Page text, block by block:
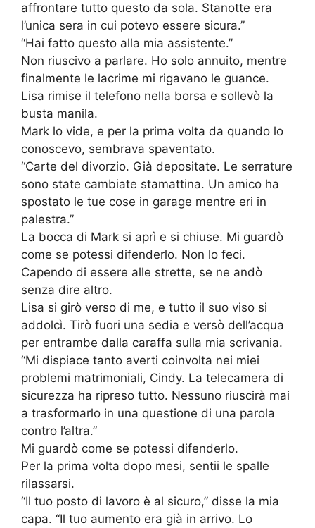
affrontare tutto questo da sola. Stanotte era
l’unica sera in cui potevo essere sicura.”
“Hai fatto questo alla mia assistente.”
Non riuscivo a parlare. Ho solo annuito, mentre
finalmente le lacrime mi rigavano le guance.
Lisa rimise il telefono nella borsa e sollevò la
busta manila.
Mark lo vide, e per la prima volta da quando lo
conoscevo, sembrava spaventato.
“Carte del divorzio. Già depositate. Le serrature
sono state cambiate stamattina. Un amico ha
spostato le tue cose in garage mentre eri in
palestra.”
La bocca di Mark si aprì e si chiuse. Mi guardò
come se potessi difenderlo. Non lo feci.
Capendo di essere alle strette, se ne andò
senza dire altro.
Lisa si girò verso di me, e tutto il suo viso si
addolcì. Tirò fuori una sedia e versò dell’acqua
per entrambe dalla caraffa sulla mia scrivania.
“Mi dispiace tanto averti coinvolta nei miei
problemi matrimoniali, Cindy. La telecamera di
sicurezza ha ripreso tutto. Nessuno riuscirà mai
a trasformarlo in una questione di una parola
contro l’altra.”
Mi guardò come se potessi difenderlo.
Per la prima volta dopo mesi, sentii le spalle
rilassarsi.
“Il tuo posto di lavoro è al sicuro,” disse la mia
capa. “Il tuo aumento era già in arrivo. Lo